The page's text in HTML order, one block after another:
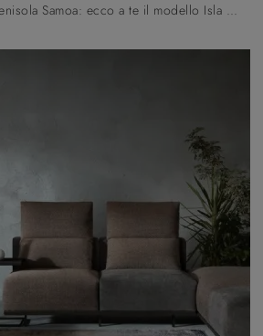
Salotti e divani con penisola Samoa: ecco a te il modello Isla in tessuto per valorizzare la zona giorno.